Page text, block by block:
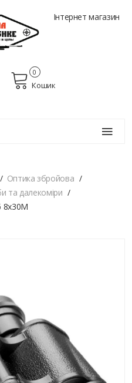
Інтернет магазин
Кошик
0
Оптика збройова
та далекоміри
8х30М